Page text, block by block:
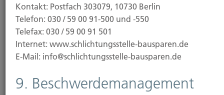
Weiterlesen
21.10.2025
Kontakt: Postfach 303079, 10730 Berlin
Telefon: 030 / 59 00 91-500 und -550
Telefax: 030 / 59 00 91 501
Internet: www.schlichtungsstelle-bausparen.de
E-Mail: info@schlichtungsstelle-bausparen.de
9. Beschwerdemanagement